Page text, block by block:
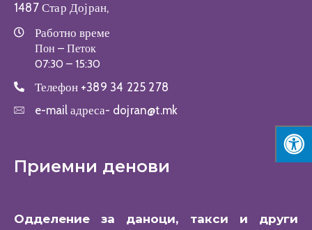
1487 Стар Дојран,
Работно време
Пон – Петок
07:30 – 15:30
Телефон +389 34 225 278
e-mail адреса- dojran@t.mk
Приемни денови
Одделение за даноци, такси и други